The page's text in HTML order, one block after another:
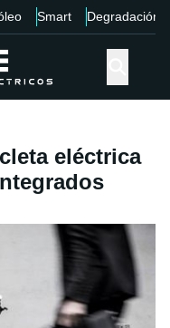
Smart Degradación
eléctrica